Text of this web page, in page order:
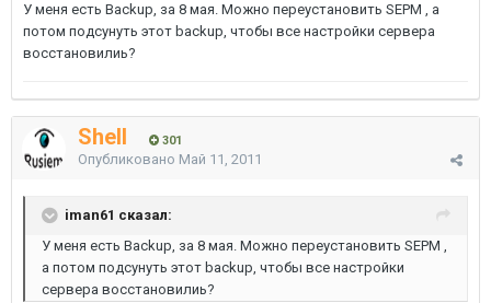
У меня есть Backup, за 8 мая. Можно переустановить SEPM , а
потом подсунуть этот backup, чтобы все настройки сервера
восстановилиь?
Shell 301
Опубликовано Май 11, 2011
iman61 сказал:
У меня есть Backup, за 8 мая. Можно переустановить SEPM ,
а потом подсунуть этот backup, чтобы все настройки
сервера восстановилиь?